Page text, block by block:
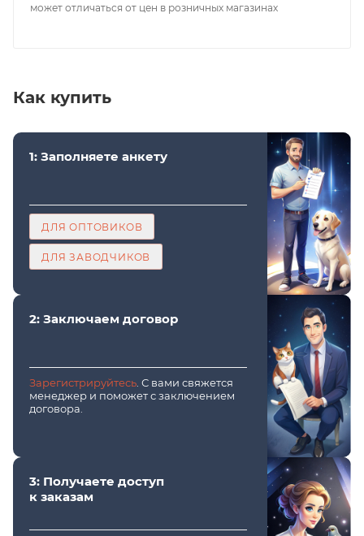
может отличаться от цен в розничных магазинах
Как купить
1: Заполняете анкету
ДЛЯ ОПТОВИКОВ
ДЛЯ ЗАВОДЧИКОВ
2: Заключаем договор
Зарегистрируйтесь . С вами свяжется
менеджер и поможет с заключением
договора.
3: Получаете доступ
к заказам